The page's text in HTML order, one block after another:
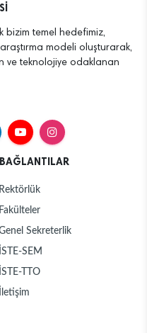
bizim temel hedefimiz,
modeli oluşturarak,
ve teknolojiye odaklanan
BAĞLANTILAR
Rektörlük
Fakülteler
Sekreterlik
İSTE-SEM
İSTE-TTO
İletişim